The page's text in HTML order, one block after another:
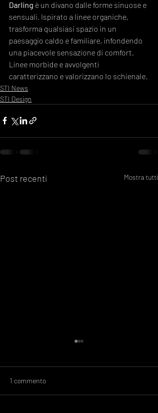
Darling è un divano dalle forme sinuose e
sensuali. Ispirato a linee organiche,
trasforma qualsiasi spazio in un
paesaggio caldo e familiare, infondendo
una piacevole sensazione di comfort.
Linee morbide e avvolgenti
caratterizzano e valorizzano lo schienale.
STI News
STI Design
Post recenti Mostra tutti
1 commento